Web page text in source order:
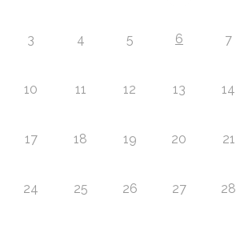
3 4 5 6 7
10 11 12 13 14
17 18 19 20 21
24 25 26 27 28